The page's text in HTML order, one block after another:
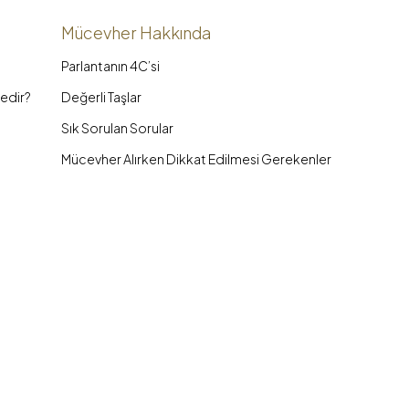
Mücevher Hakkında
Parlantanın 4C’si
Değerli Taşlar
Sık Sorulan Sorular
Mücevher Alırken Dikkat Edilmesi Gerekenler